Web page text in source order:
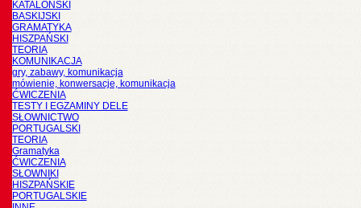
KATALOŃSKI
BASKIJSKI
GRAMATYKA
HISZPAŃSKI
TEORIA
KOMUNIKACJA
gry, zabawy, komunikacja
mówienie, konwersacje, komunikacja
ĆWICZENIA
TESTY I EGZAMINY DELE
SŁOWNICTWO
PORTUGALSKI
TEORIA
Gramatyka
ĆWICZENIA
SŁOWNIKI
HISZPAŃSKIE
PORTUGALSKIE